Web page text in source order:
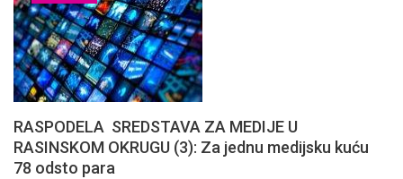
RASPODELA SREDSTAVA ZA MEDIJE U
RASINSKOM OKRUGU (3): Za jednu medijsku kuću
78 odsto para